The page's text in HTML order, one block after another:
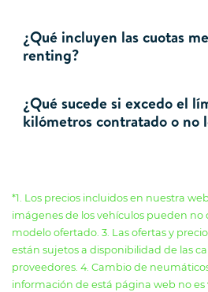
¿Qué incluyen las cuotas
renting?
¿Qué sucede si excedo el
kilómetros contratado o no
*1. Los precios incluidos en nuestra
imágenes de los vehículos pueden no
modelo ofertado. 3. Las ofertas y
están sujetos a disponibilidad de las
proveedores. 4. Cambio de
información de está página web no